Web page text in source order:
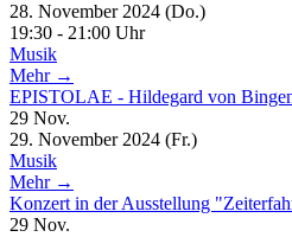
28. November 2024 (Do.)
19:30 - 21:00 Uhr
Musik
Mehr →
EPISTOLAE - Hildegard von
29 Nov.
29. November 2024 (Fr.)
Musik
Mehr →
Konzert in der Ausstellung
29 Nov.